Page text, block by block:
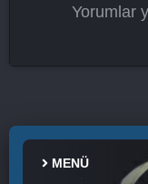
Yorumlar
MENÜ